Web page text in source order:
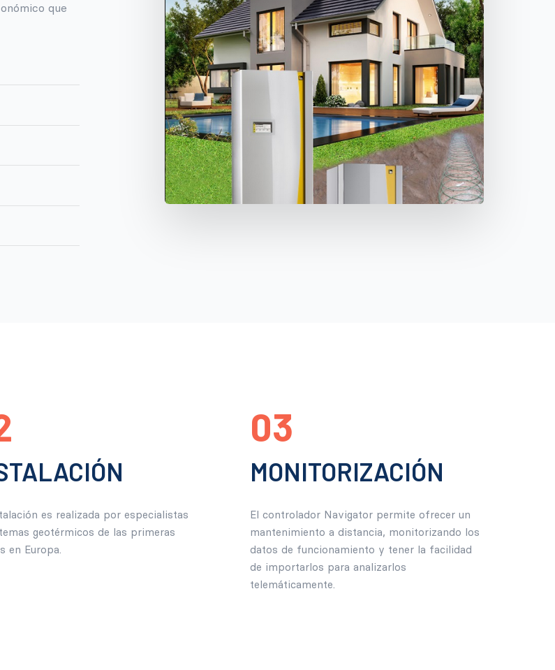
que
es realizada por especialistas
geotérmicos de las primeras
en Europa.
03
MONITORIZACIÓN
El controlador Navigator permite ofrecer un
mantenimiento a distancia, monitorizando los
datos de funcionamiento y tener la facilidad
de importarlos para analizarlos
telemáticamente.